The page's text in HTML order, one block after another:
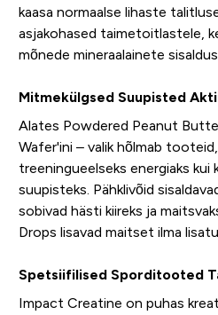
kaasa normaalse lihaste
asjakohased taimetoitlastele,
mõnede mineraalainete sisaldus
Mitmekülgsed Suupisted
Alates Powdered Peanut
Wafer'ini – valik hõlmab
treeningueelseks energiaks kui
suupisteks. Pähklivõid
sobivad hästi kiireks ja
Drops lisavad maitset ilma
Spetsiifilised Sporditooted
Impact Creatine on puhas